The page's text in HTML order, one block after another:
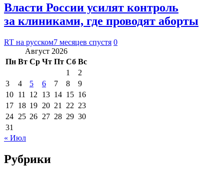
Власти России усилят контроль
за клиниками, где проводят аборты
RT на русском7 месяцев спустя 0
Август 2026
Пн Вт Ср Чт Пт Сб Вс
1
2
3
4 5 6 7 8
9
10 11 12 13 14 15 16
17 18 19 20 21 22 23
24 25 26 27 28 29 30
31
« Июл
Рубрики